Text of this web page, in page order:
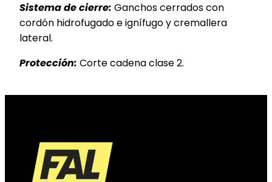
Sistema de cierre: Ganchos cerrados con
cordón hidrofugado e ignífugo y cremallera
lateral.
Protección: Corte cadena clase 2.